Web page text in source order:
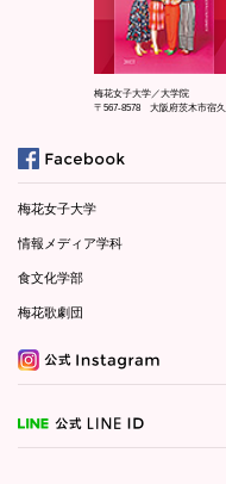
梅花女子大学／大学院
〒567-8578 大阪府茨木市宿久
梅花女子大学
情報メディア学科
食文化学部
梅花歌劇団